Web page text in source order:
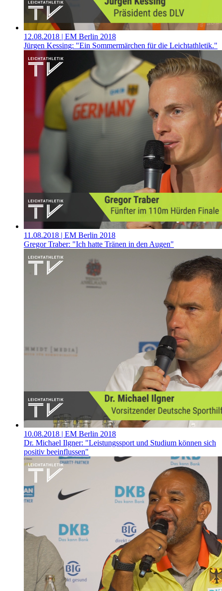
12.08.2018 | EM Berlin 2018
Jürgen Kessing: "Ein Sommermärchen für die Leichtathletik."
11.08.2018 | EM Berlin 2018
Gregor Traber: "Ich hatte Tränen in den Augen"
10.08.2018 | EM Berlin 2018
Dr. Michael Ilgner: "Leistungssport und Studium können sich
positiv beeinflussen"